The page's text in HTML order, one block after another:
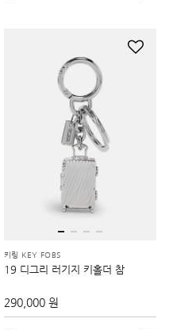
키링 KEY FOBS
19 디그리 러기지 키홀더 참
290,000 원